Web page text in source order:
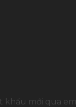
khẩu mới qua